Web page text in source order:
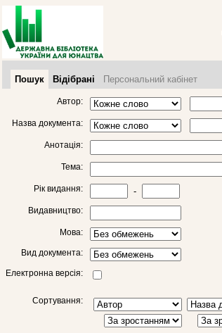
Пошук Відібрані Персональний кабінет
Автор:
Назва документа:
Анотація:
Тема:
Рік видання: -
Видавництво:
Мова:
Вид документа:
Електронна версія:
Сортування: